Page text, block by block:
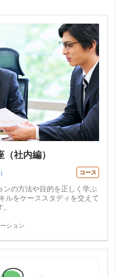
社内編）
コース
の方法や目的を正しく学ぶ
ルをケーススタディを交えて
ション